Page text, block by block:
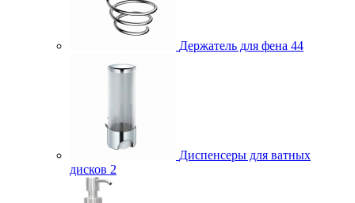
Держатель для фена 44
Диспенсеры для ватных
дисков 2